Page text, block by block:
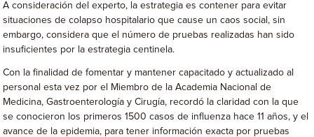
A consideración del experto, la estrategia es contener para evitar
situaciones de colapso hospitalario que cause un caos social, sin
embargo, considera que el número de pruebas realizadas han sido
insuficientes por la estrategia centinela.
Con la finalidad de fomentar y mantener capacitado y actualizado al
personal esta vez por el Miembro de la Academia Nacional de
Medicina, Gastroenterología y Cirugía, recordó la claridad con la que
se conocieron los primeros 1500 casos de influenza hace 11 años, y el
avance de la epidemia, para tener información exacta por pruebas